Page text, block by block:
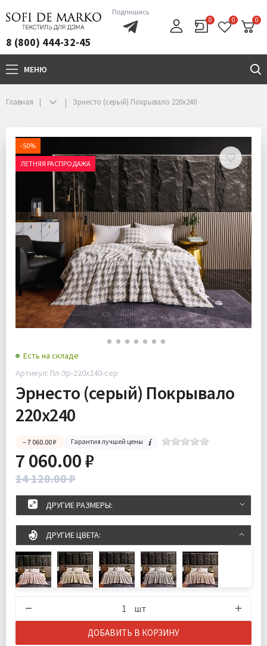
8 (800) 444-32-45
Подпишись
0 0 0
МЕНЮ
Главная Эрнесто (серый) Покрывало 220х240
-50%
ЛЕТНЯЯ РАСПРОДАЖА
Есть на складе
Артикул: Пл-Эр-220х240-сер
Эрнесто (серый) Покрывало
220х240
– 7 060.00 ₽ Гарантия лучшей цены
7 060.00 ₽
14 120.00 ₽
ДРУГИЕ РАЗМЕРЫ:
ДРУГИЕ ЦВЕТА:
шт
ДОБАВИТЬ В КОРЗИНУ